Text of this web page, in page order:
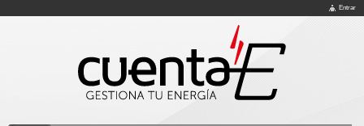
Entrar